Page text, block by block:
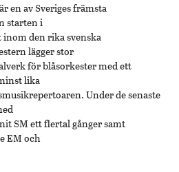
en av Sveriges främsta
starten i
den rika svenska
lägger stor
för blåsorkester med ett
lika
Under de senaste
SM ett flertal gånger samt
EM och